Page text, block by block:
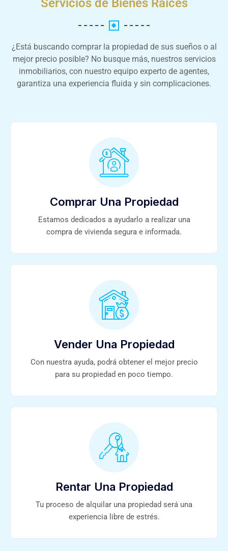
Servicios de Bienes Raíces
¿Está buscando comprar la propiedad de sus sueños o al
mejor precio posible? No busque más, nuestros servicios
inmobiliarios, con nuestro equipo experto de agentes,
garantiza una experiencia fluida y sin complicaciones.
Comprar Una Propiedad
Estamos dedicados a ayudarlo a realizar una
compra de vivienda segura e informada.
Vender Una Propiedad
Con nuestra ayuda, podrá obtener el mejor precio
para su propiedad en poco tiempo.
Rentar Una Propiedad
Tu proceso de alquilar una propiedad será una
experiencia libre de estrés.